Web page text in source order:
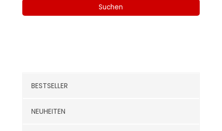
Suchen
BESTSELLER
NEUHEITEN